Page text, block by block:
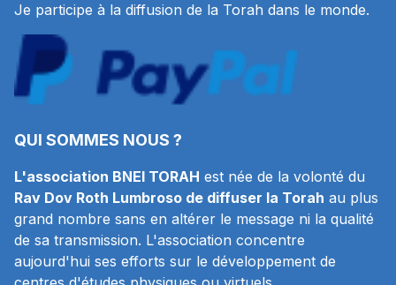
Je participe à la diffusion de la Torah dans le monde.
QUI SOMMES NOUS ?
L'association BNEI TORAH est née de la volonté du
Rav Dov Roth Lumbroso de diffuser la Torah au plus
grand nombre sans en altérer le message ni la qualité
de sa transmission. L'association concentre
aujourd'hui ses efforts sur le développement de